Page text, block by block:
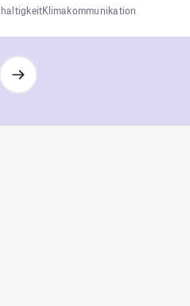
Klimakommunikation